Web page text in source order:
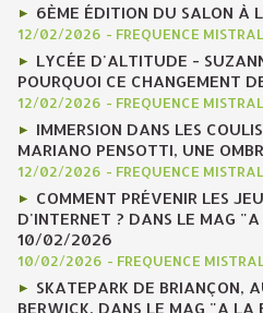
6ÈME ÉDITION DU SALON À
12/02/2026 - FREQUENCE
LYCÉE D'ALTITUDE -
POURQUOI CE CHANGEMENT
12/02/2026 - FREQUENCE
IMMERSION DANS LES
MARIANO PENSOTTI, UNE
12/02/2026 - FREQUENCE
COMMENT PRÉVENIR LES
D'INTERNET ? DANS LE MAG
10/02/2026
10/02/2026 - FREQUENCE
SKATEPARK DE BRIANÇON,
BERWICK, DANS LE MAG "A LA